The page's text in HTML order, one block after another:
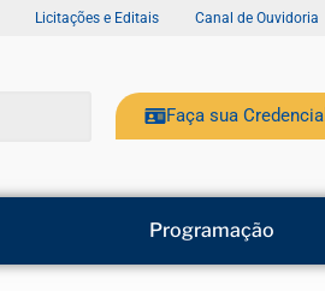
Licitações e Editais Canal de Ouvidoria
Faça sua Credencial
Programação